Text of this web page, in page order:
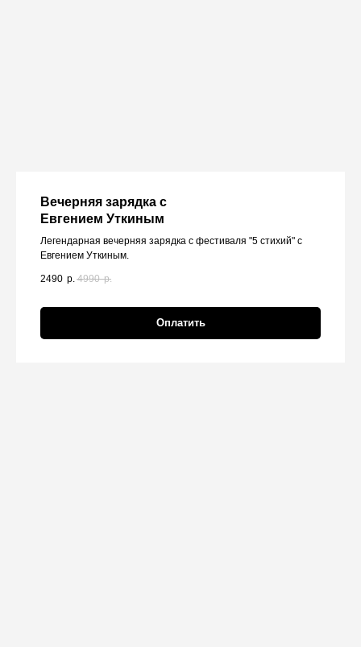
Вечерняя зарядка с
Евгением Уткиным
Легендарная вечерняя зарядка с фестиваля "5 стихий" с
Евгением Уткиным.
2490 р. 4990 р.
Оплатить